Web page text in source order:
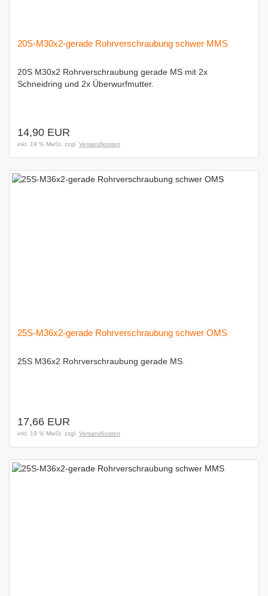
20S-M30x2-gerade Rohrverschraubung schwer MMS
20S M30x2 Rohrverschraubung gerade MS mit 2x
Schneidring und 2x Überwurfmutter.
14,90 EUR
inkl. 19 % MwSt. zzgl. Versandkosten
25S-M36x2-gerade Rohrverschraubung schwer OMS
25S M36x2 Rohrverschraubung gerade MS.
17,66 EUR
inkl. 19 % MwSt. zzgl. Versandkosten